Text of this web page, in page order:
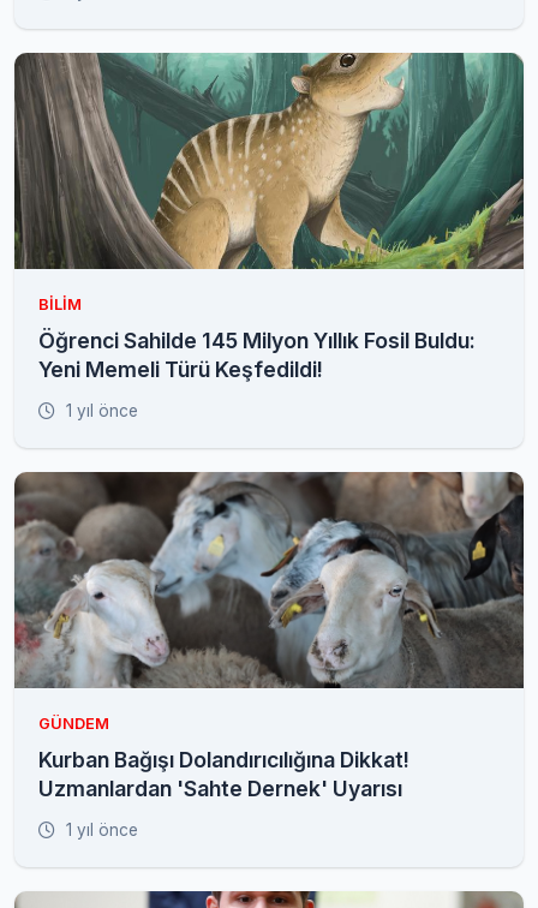
BILIM
Öğrenci Sahilde 145 Milyon Yıllık Fosil Buldu:
Yeni Memeli Türü Keşfedildi!
1 yıl önce
GÜNDEM
Kurban Bağışı Dolandırıcılığına Dikkat!
Uzmanlardan 'Sahte Dernek' Uyarısı
1 yıl önce